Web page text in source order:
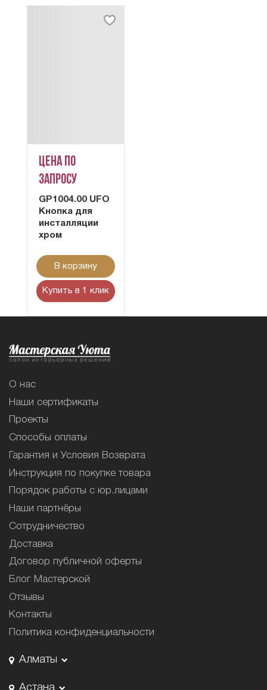
Цена по
запросу
GP1004.00 UFO
Кнопка для
инсталляции
хром
В корзину
Купить в 1 клик
О нас
Наши сертификаты
Проекты
Способы оплаты
Гарантия и Условия Возврата
Инструкция по покупке товара
Порядок работы с юр.лицами
Наши партнёры
Сотрудничество
Доставка
Договор публичной оферты
Блог Мастерской
Отзывы
Контакты
Политика конфиденциальности
Алматы